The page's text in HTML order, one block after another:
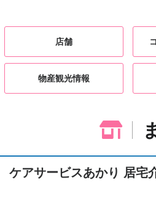
店舗
物産観光情報
サービスあかり 居宅